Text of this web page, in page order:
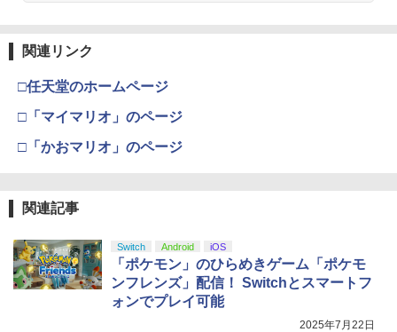
関連リンク
□任天堂のホームページ
□「マイマリオ」のページ
□「かおマリオ」のページ
関連記事
Switch Android iOS
「ポケモン」のひらめきゲーム「ポケモ
ンフレンズ」配信！ Switchとスマートフ
ォンでプレイ可能
2025年7月22日